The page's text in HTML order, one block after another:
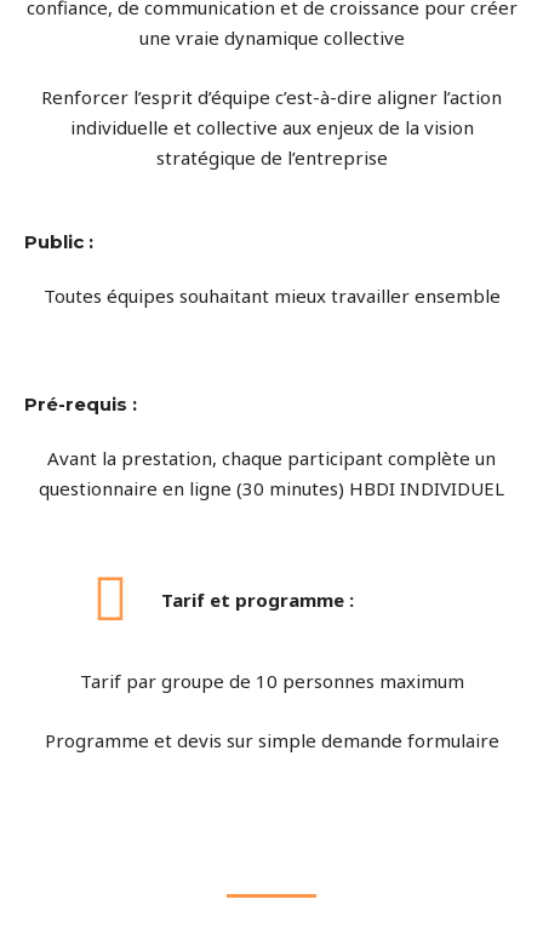
confiance, de communication et de croissance pour créer
une vraie dynamique collective
Renforcer l’esprit d’équipe c’est-à-dire aligner l’action
individuelle et collective aux enjeux de la vision
stratégique de l’entreprise
Public :
Toutes équipes souhaitant mieux travailler ensemble
Pré-requis :
Avant la prestation, chaque participant complète un
questionnaire en ligne (30 minutes) HBDI INDIVIDUEL
Tarif et programme :
Tarif par groupe de 10 personnes maximum
Programme et devis sur simple demande formulaire